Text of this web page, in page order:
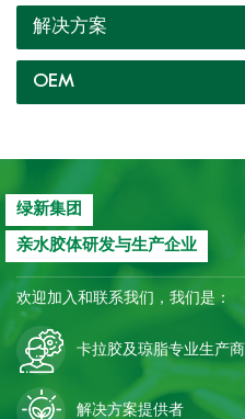
您解答应用时遇到的各种问
题。
解决方案
OEM
绿新集团
亲水胶体研发与生产企业
欢迎加入和联系我们，我们是：
卡拉胶及琼脂专业生产商
解决方案提供者